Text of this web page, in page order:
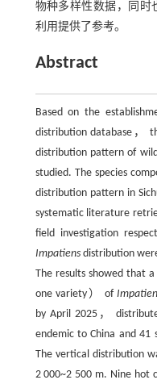
物种多样性数据，同时
利用提供了参考。
Abstract
Based on the
distribution database，
distribution pattern of
studied. The species
distribution pattern in
systematic literature
field investigation
Impatiensdistribution
The results showed that
one variety） of
by April 2025，
endemic to China and 41
The vertical distribution
2 000~2 500 m. Nine hot